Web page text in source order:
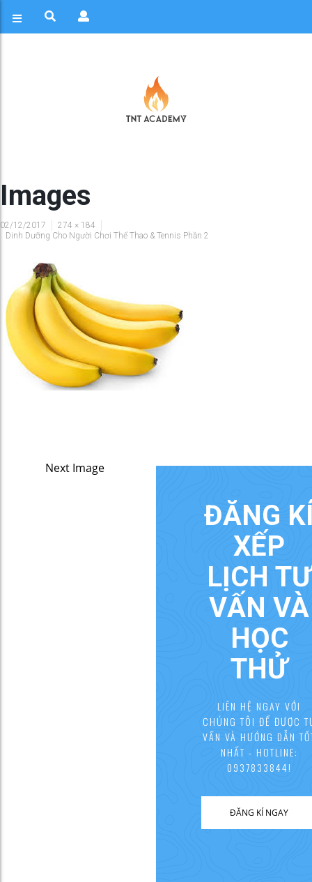
Images
02/12/2017
274 × 184
Dinh Dưỡng Cho Người Chơi Thể Thao & Tennis Phần 2
Next Image
ĐĂNG
XẾP
LỊCH TƯ
VẤN VÀ
HỌC
THỬ
LIÊN HỆ NGAY VỚI
CHÚNG TÔI ĐỂ ĐƯỢC
VẤN VÀ HƯỚNG DẪN
NHẤT - HOTLINE:
0937833844!
ĐĂNG KÍ NGAY